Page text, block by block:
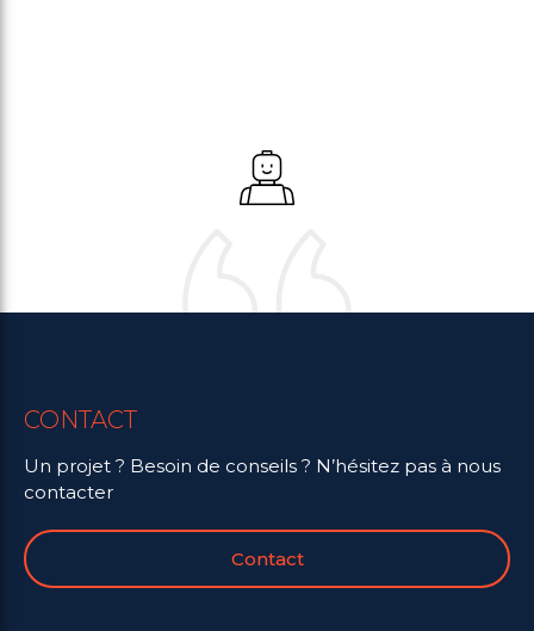
CONTACT
Un projet ? Besoin de conseils ? N’hésitez pas à nous
contacter
Contact